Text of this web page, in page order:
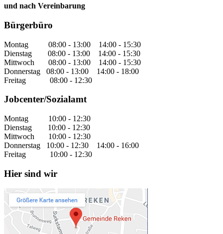
und nach Vereinbarung
Bürgerbüro
Montag 08:00 - 13:00 14:00 - 15:30
Dienstag 08:00 - 13:00 14:00 - 15:30
Mittwoch 08:00 - 13:00 14:00 - 15:30
Donnerstag 08:00 - 13:00 14:00 - 18:00
Freitag 08:00 - 12:30
Jobcenter/Sozialamt
Montag 10:00 - 12:30
Dienstag 10:00 - 12:30
Mittwoch 10:00 - 12:30
Donnerstag 10:00 - 12:30 14:00 - 16:00
Freitag 10:00 - 12:30
Hier sind wir